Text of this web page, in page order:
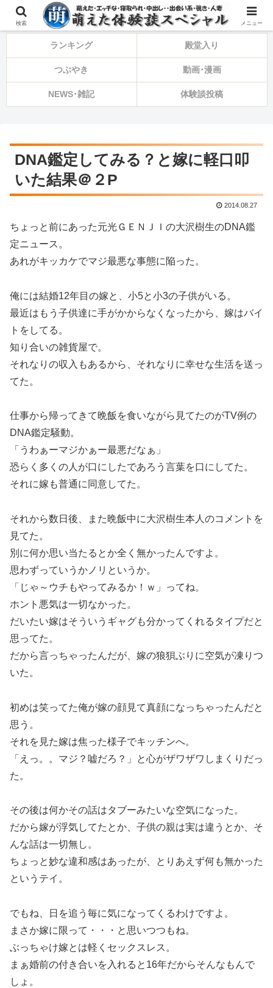
⚠️備忘録・告知・ひとり言⚠️
ランキング 殿堂入り
つぶやき 動画･漫画
NEWS･雑記 体験談投稿
DNA鑑定してみる？と嫁に軽口叩
いた結果＠２P
2014.08.27
ちょっと前にあった元光ＧＥＮＪＩの大沢樹生のDNA鑑
定ニュース。
あれがキッカケでマジ最悪な事態に陥った。
俺には結婚12年目の嫁と、小5と小3の子供がいる。
最近はもう子供達に手がかからなくなったから、嫁はバイ
トをしてる。
知り合いの雑貨屋で。
それなりの収入もあるから、それなりに幸せな生活を送っ
てた。
仕事から帰ってきて晩飯を食いながら見てたのがTV例の
DNA鑑定騒動。
「うわぁーマジかぁー最悪だなぁ」
恐らく多くの人が口にしたであろう言葉を口にしてた。
それに嫁も普通に同意してた。
それから数日後、また晩飯中に大沢樹生本人のコメントを
見てた。
別に何か思い当たるとか全く無かったんですよ。
思わずっていうかノリというか。
「じゃ～ウチもやってみるか！ｗ」ってね。
ホント悪気は一切なかった。
だいたい嫁はそういうギャグも分かってくれるタイプだと
思ってた。
だから言っちゃったんだが、嫁の狼狽ぶりに空気が凍りつ
いた。
初めは笑ってた俺が嫁の顔見て真顔になっちゃったんだと
思う。
それを見た嫁は焦った様子でキッチンへ。
「えっ。。マジ？嘘だろ？」と心がザワザワしまくりだっ
た。
その後は何かその話はタブーみたいな空気になった。
だから嫁が浮気してたとか、子供の親は実は違うとか、そ
んな話は一切無し。
ちょっと妙な違和感はあったが、とりあえず何も無かった
というテイ。
でもね、日を追う毎に気になってくるわけですよ。
まさか嫁に限って・・・と思いつつもね。
ぶっちゃけ嫁とは軽くセックスレス。
まぁ婚前の付き合いを入れると16年だからそんなもんで
しょ。
検索 メニュー